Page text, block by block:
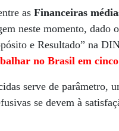
asFinanceiras
neste momento,
e Resultado” na
no Brasil em cinco
serve de parâmetro,
se devem à